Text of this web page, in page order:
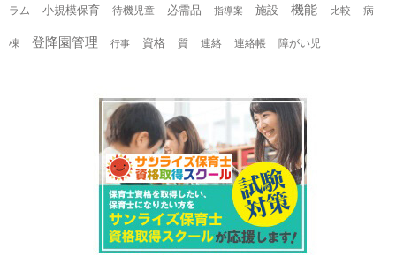
ラム 小規模保育 待機児童 必需品 指導案 施設 機能 比較 病
棟 登降園管理 行事 資格 質 連絡 連絡帳 障がい児